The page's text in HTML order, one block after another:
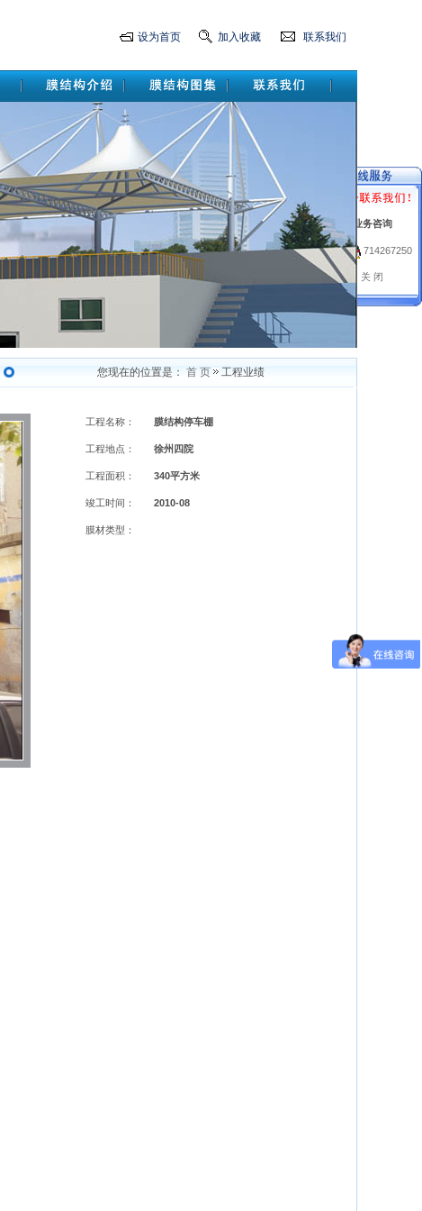
业务咨询
714267250
关 闭
设为首页 加入收藏 联系我们
您现在的位置是： 首 页 工程业绩
工程名称： 膜结构停车棚
工程地点： 徐州四院
工程面积： 340平方米
竣工时间： 2010-08
膜材类型：